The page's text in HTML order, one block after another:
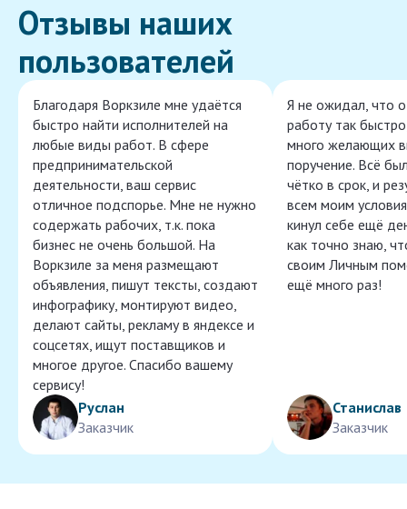
Отзывы наших
пользователей
Благодаря Воркзиле мне удаётся
быстро найти исполнителей на
любые виды работ. В сфере
предпринимательской
деятельности, ваш сервис
отличное подспорье. Мне не нужно
содержать рабочих, т.к. пока
бизнес не очень большой. На
Воркзиле за меня размещают
объявления, пишут тексты, создают
инфографику, монтируют видео,
делают сайты, рекламу в яндексе и
соцсетях, ищут поставщиков и
многое другое. Спасибо вашему
сервису!
Руслан
Заказчик
Я не ожидал, что
работу так
много желающих
поручение. Всё
чётко в срок, и
всем моим
кинул себе ещё
как точно знаю,
своим Личным
ещё много раз!
Станислав
Заказчик